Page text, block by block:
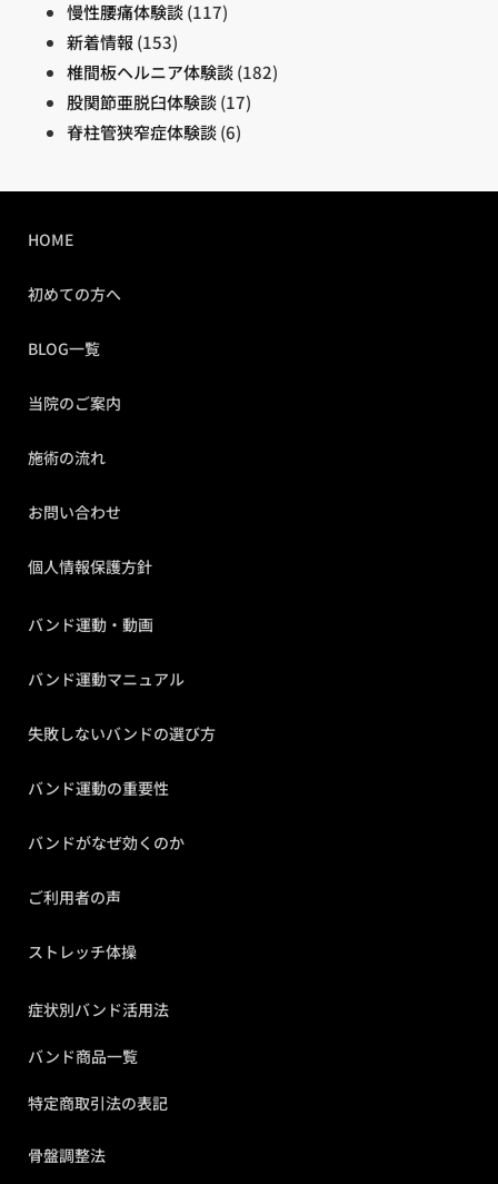
慢性腰痛体験談(117)
新着情報 (153)
椎間板ヘルニア体験談(182)
股関節亜脱臼体験談(17)
脊柱管狭窄症体験談(6)
HOME
初めての方へ
BLOG一覧
当院のご案内
施術の流れ
お問い合わせ
個人情報保護方針
バンド運動・動画
バンド運動マニュアル
失敗しないバンドの選び方
バンド運動の重要性
バンドがなぜ効くのか
ご利用者の声
ストレッチ体操
症状別バンド活用法
バンド商品一覧
特定商取引法の表記
骨盤調整法